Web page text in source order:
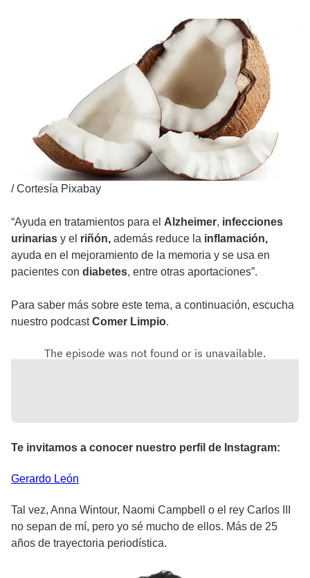
/Cortesía Pixabay
“Ayuda en tratamientos para el Alzheimer, infecciones
urinarias y el riñón, además reduce la inflamación,
ayuda en el mejoramiento de la memoria y se usa en
pacientes con diabetes, entre otras aportaciones”.
Para saber más sobre este tema, a continuación, escucha
nuestro podcastComer Limpio.
Te invitamos a conocer nuestro perfil de Instagram:
Gerardo León
Tal vez, Anna Wintour, Naomi Campbell o el rey Carlos III
no sepan de mí, pero yo sé mucho de ellos. Más de 25
años de trayectoria periodística.